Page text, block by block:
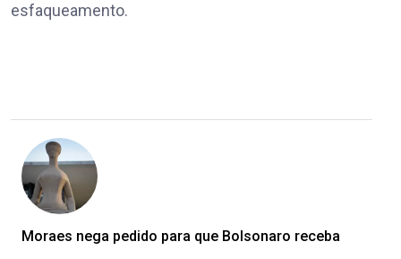
esfaqueamento.
Moraes nega pedido para que Bolsonaro receba